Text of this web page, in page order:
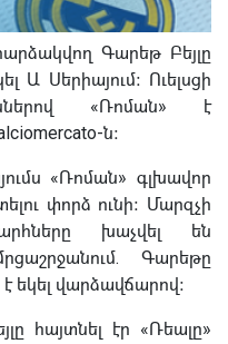
Գարեթ Բեյլը
Ա Սերիայում։ Ուելսցի
«Ռոման» է
ն։
«Ռոման» գլխավոր
փորձ ունի։ Մարզչի
խաչվել են
Գարեթը
եկել վարձավճարով։
հայտնել էր «Ռեալը»